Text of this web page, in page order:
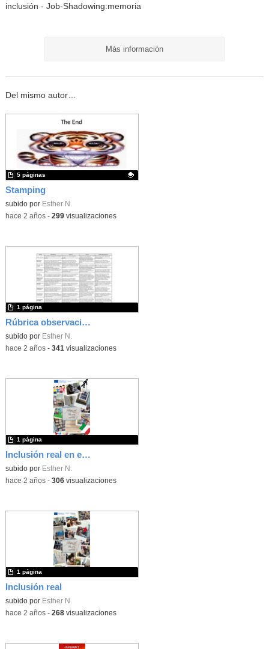
inclusión - Job-Shadowing:memoria
Más información
Del mismo autor…
Stamping
Contenido educativo.
subido por Esther N.
5 páginas
-hace 2 años- 299visualizaciones
Rúbrica observación JobShadowing
subido por Esther N.
1 página
-hace 2 años- 341 visualizaciones
Inclusión real en el centro
subido por Esther N.
1 página
-hace 2 años- 306visualizaciones
Inclusión real
subido por Esther N.
1 página
-hace 2 años- 268visualizaciones